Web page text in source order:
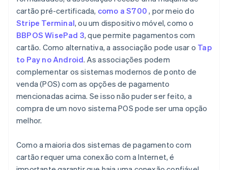
cartão pré-certificada, como a S700 , por meio do
Stripe Terminal, ou um dispositivo móvel, como o
BBPOS WisePad 3, que permite pagamentos com
cartão. Como alternativa, a associação pode usar o Tap
to Pay no Android. As associações podem
complementar os sistemas modernos de ponto de
venda (POS) com as opções de pagamento
mencionadas acima. Se isso não puder ser feito, a
compra de um novo sistema POS pode ser uma opção
melhor.
Como a maioria dos sistemas de pagamento com
cartão requer uma conexão com a Internet, é